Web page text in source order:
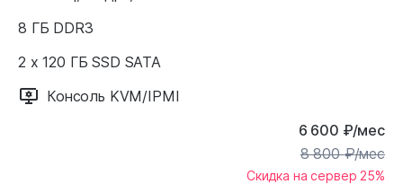
8 ГБ DDR3
2 x 120 ГБ SSD SATA
Консоль KVM/IPMI
6 600 ₽/мес
8 800₽/мес
Скидка на сервер 25%